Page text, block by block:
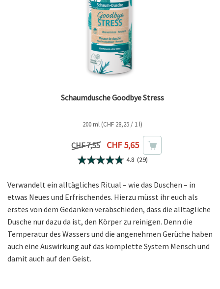
Schaumdusche Goodbye Stress
200 ml (CHF 28,25 / 1 l)
Vorheriger Preis
CHF 7,55 Aktueller Preis
CHF 5,65
4.8 (29)
Verwandelt ein alltägliches Ritual – wie das Duschen – in
etwas Neues und Erfrischendes. Hierzu müsst ihr euch als
erstes von dem Gedanken verabschieden, dass die alltägliche
Dusche nur dazu da ist, den Körper zu reinigen. Denn die
Temperatur des Wassers und die angenehmen Gerüche haben
auch eine Auswirkung auf das komplette System Mensch und
damit auch auf den Geist.